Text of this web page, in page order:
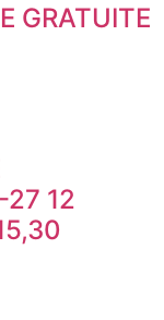
GRATUITE
27 12